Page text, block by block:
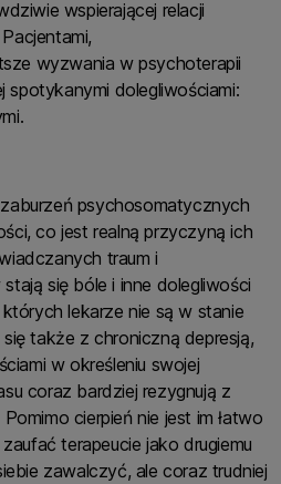
wspierającej relacji
wyzwania w psychoterapii
spotykanymi dolegliwościami:
psychosomatycznych
co jest realną przyczyną ich
traum i
się bóle i inne dolegliwości
lekarze nie są w stanie
także z chroniczną depresją,
w określeniu swojej
coraz bardziej rezygnują z
cierpień nie jest im łatwo
terapeucie jako drugiemu
zawalczyć, ale coraz trudniej